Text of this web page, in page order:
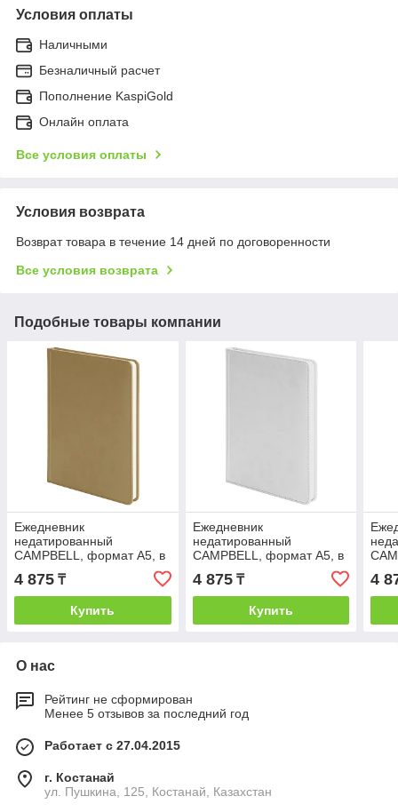
Условия оплаты
Наличными
Безналичный расчет
Пополнение KaspiGold
Онлайн оплата
Все условия оплаты
Условия возврата
Возврат товара в течение 14 дней по договоренности
Все условия возврата
Подобные товары компании
Ежедневник
недатированный
CAMPBELL, формат А5, в
линейку, Бежевый, -,
24605 28
4 875 ₸
Купить
Ежедневник
недатированный
CAMPBELL, формат А5, в
линейку, Белый, -, 24605
01
4 875₸
Купить
4
О нас
Рейтинг не сформирован
Менее 5 отзывов за последний год
Работает с 27.04.2015
г. Костанай
ул. Пушкина, 125, Костанай, Казахстан